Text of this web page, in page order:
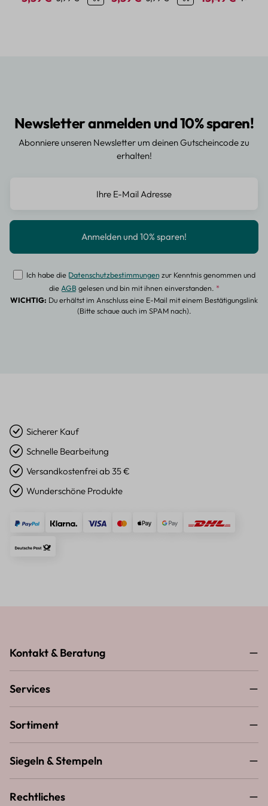
Newsletter anmelden und 10% sparen!
Abonniere unseren Newsletter um deinen Gutscheincode zu
erhalten!
Ich habe die Datenschutzbestimmungenzur Kenntnis genommen und
dieAGBgelesen und bin mit ihnen einverstanden. *
WICHTIG: Du erhältst im Anschluss eine E-Mail mit einem Bestätigungslink
(Bitte schaue auch im SPAM nach).
Sicherer Kauf
Schnelle Bearbeitung
Versandkostenfrei ab 35 €
Wunderschöne Produkte
Kontakt & Beratung
Services
Sortiment
Siegeln & Stempeln
Rechtliches